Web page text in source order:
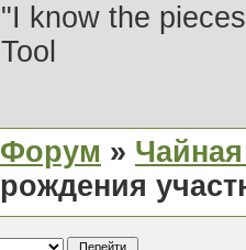
"I know the
Tool
Форум »
рождения